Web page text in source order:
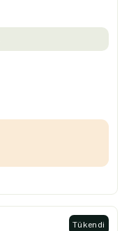
Tükendi